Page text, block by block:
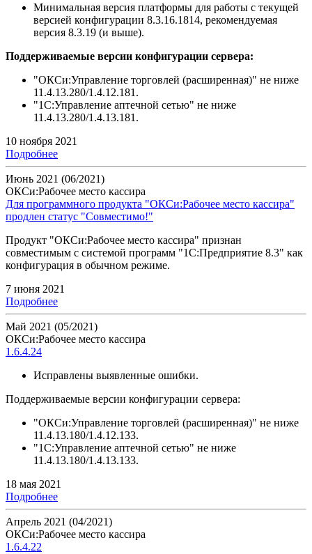
Минимальная версия платформы для работы с текущей
версией конфигурации 8.3.16.1814, рекомендуемая
версия 8.3.19 (и выше).
Поддерживаемые версии конфигурации сервера:
"ОКСи:Управление торговлей (расширенная)" не ниже
11.4.13.280/1.4.12.181.
"1С:Управление аптечной сетью" не ниже
11.4.13.280/1.4.13.181.
10 ноября 2021
Подробнее
Июнь 2021 (06/2021)
ОКСи:Рабочее место кассира
Для программного продукта "ОКСи:Рабочее место кассира"
продлен статус "Совместимо!"
Продукт "ОКСи:Рабочее место кассира" признан
совместимым с системой программ "1С:Предприятие 8.3" как
конфигурация в обычном режиме.
7 июня 2021
Подробнее
Май 2021 (05/2021)
ОКСи:Рабочее место кассира
1.6.4.24
Исправлены выявленные ошибки.
Поддерживаемые версии конфигурации сервера:
"ОКСи:Управление торговлей (расширенная)" не ниже
11.4.13.180/1.4.12.133.
"1С:Управление аптечной сетью" не ниже
11.4.13.180/1.4.13.133.
18 мая 2021
Подробнее
Апрель 2021 (04/2021)
ОКСи:Рабочее место кассира
1.6.4.22